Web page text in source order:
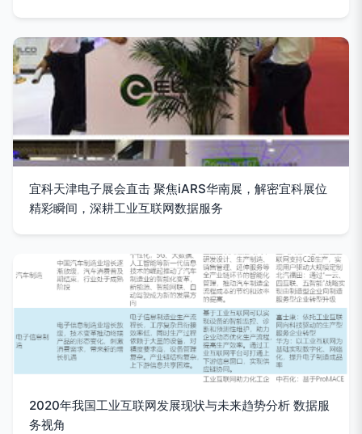
宜科天津电子展会直击 聚焦iARS华南展，解密宜科展位
精彩瞬间，深耕工业互联网数据服务
2020年我国工业互联网发展现状与未来趋势分析 数据服
务视角